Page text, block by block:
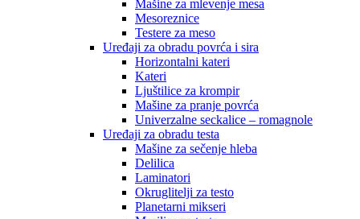
Mašine za mlevenje mesa
Mesoreznice
Testere za meso
Uređaji za obradu povrća i sira
Horizontalni kateri
Kateri
Ljuštilice za krompir
Mašine za pranje povrća
Univerzalne seckalice – romagnole
Uređaji za obradu testa
Mašine za sečenje hleba
Delilica
Laminatori
Okruglitelji za testo
Planetarni mikseri